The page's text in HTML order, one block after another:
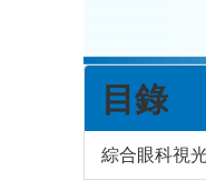
目錄
綜合眼科視